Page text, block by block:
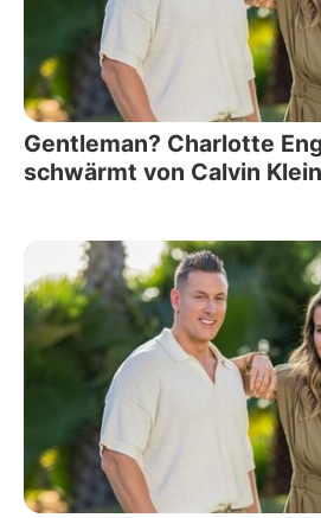
Gentleman? Charlotte
schwärmt von Calvin